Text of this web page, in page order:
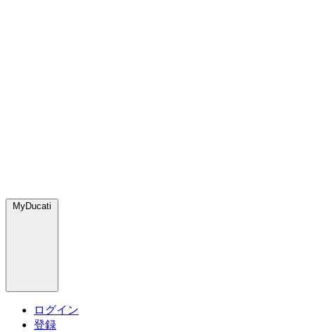
MyDucati
ログイン
登録